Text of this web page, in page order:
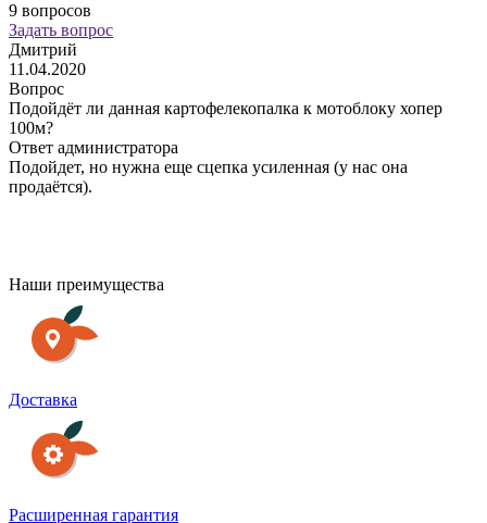
9 вопросов
Задать вопрос
Дмитрий
11.04.2020
Вопрос
Подойдёт ли данная картофелекопалка к мотоблоку хопер
100м?
Ответ администратора
Подойдет, но нужна еще сцепка усиленная (у нас она
продаётся).
Наши преимущества
Доставка
Расширенная гарантия